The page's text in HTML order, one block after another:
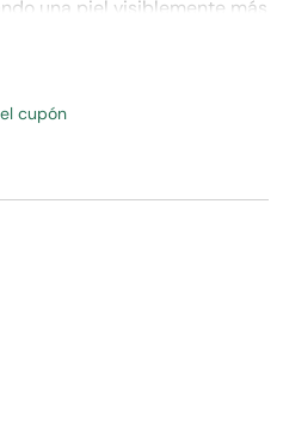
una piel visiblemente más
cuidado de la piel.
cupón